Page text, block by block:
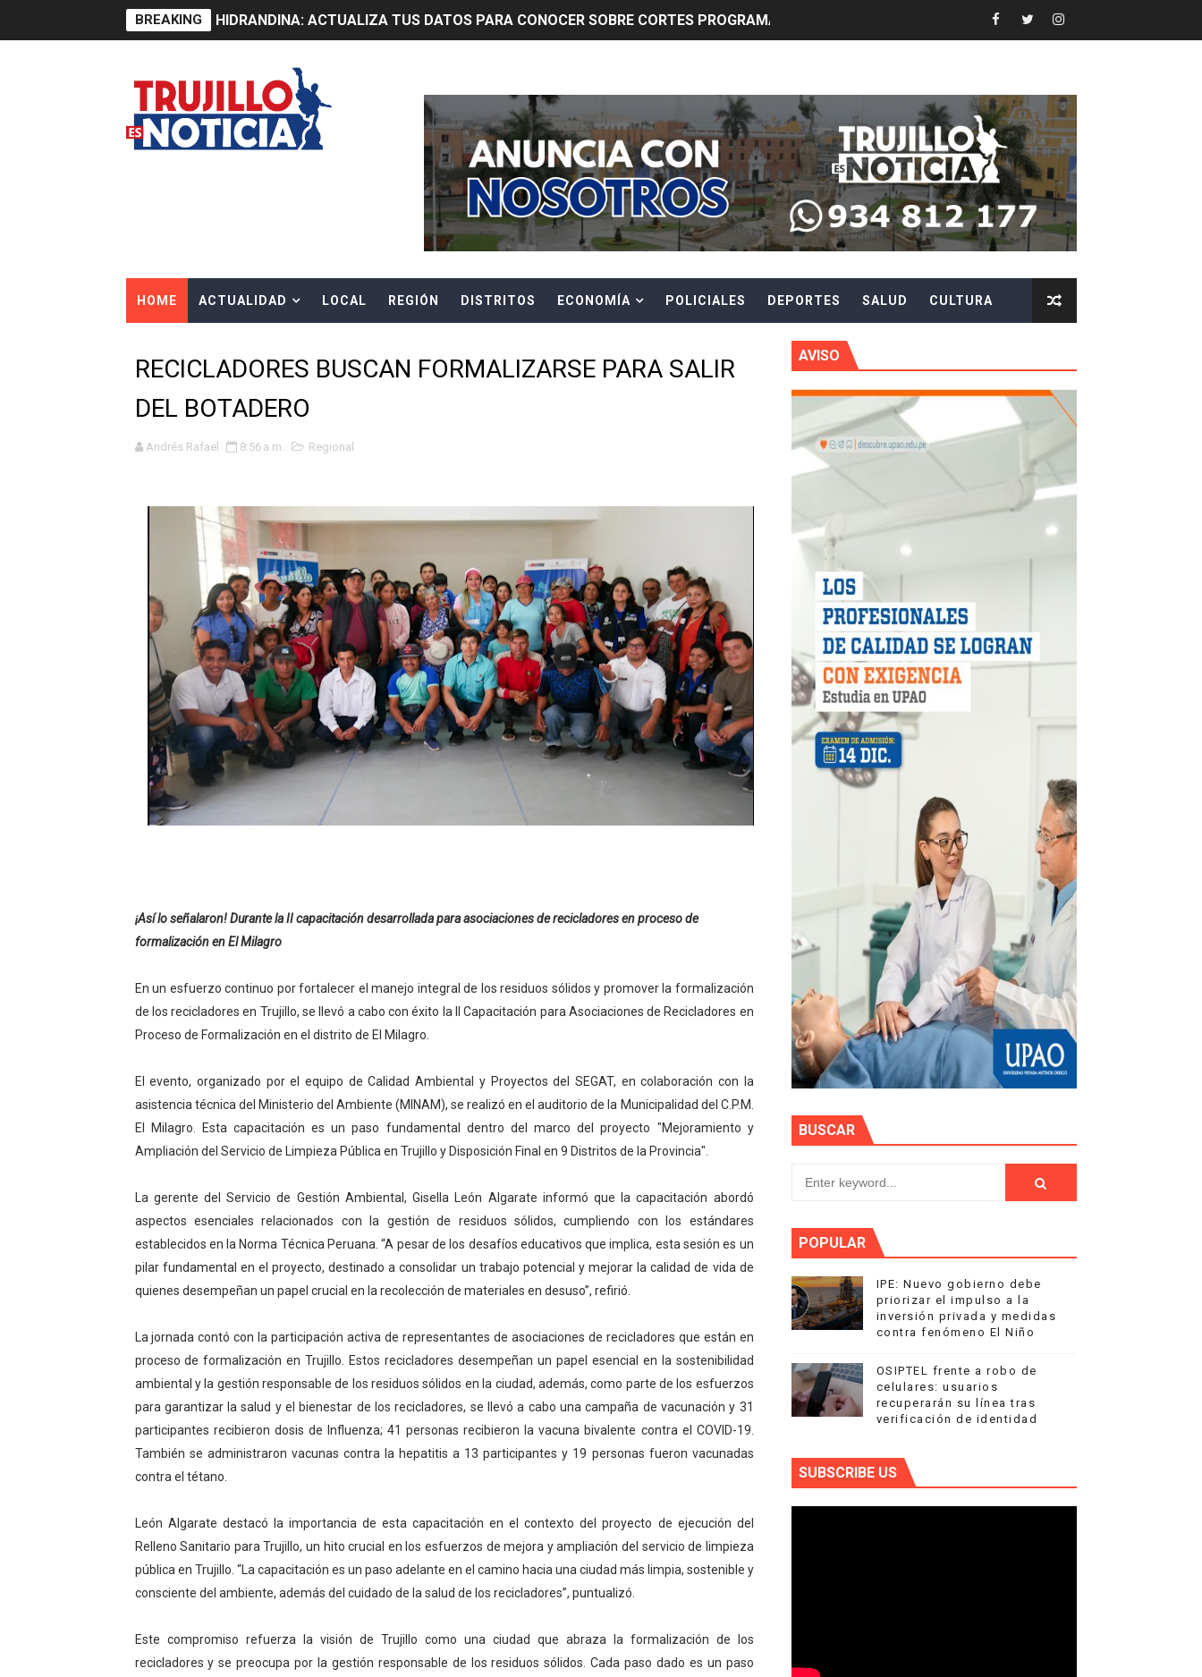
BREAKING HIDRANDINA: ACTUALIZA TUS DATOS PARA CONOCER SOBRE CORTES PROGRAMADOS Y AGILIZAR LA ATENCIÓN ANTE PROBLEMAS ELÉCTRICOS
Construye Experto de Cementos Pacasmayo convierte el esfuerzo del maestro de obra en beneficios para toda su familia
OSIPTEL frente a robo de celulares: usuarios recuperarán su línea tras verificación de identidad
IPE: Nuevo gobierno debe priorizar el impulso a la inversión privada y medidas contra fenómeno El Niño
HIDRANDINA ALERTA SOBRE FALSOS TRABAJADORES Y BRINDA RECOMENDACIONES PARA EVITAR ROBOS Y ESTAFAS
HASTA EL 2 DE AGOSTO TIENEN PLAZO PARA PONERSE AL DÍA EN SU RECIBO Y PARTICIPAR EN EL SORTEO DE HIDRANDINA
Caja Arequipa lanza tercera edición del concurso nacional Orgullo Emprendedor con más de S/180,000 en premios
Tres de cada cuatro atenciones del OSIPTEL estuvieron relacionadas con el servicio móvil en primer semestre de 2026
OSIPTEL: nueve de cada 10 atenciones a usuarios de La Libertad fueron sobre el servicio móvil en el primer semestre de 2026
GEANMARCO QUEZADA PRESTÓ JURAMENTO COMO DIPUTADO "POR LA PACIFICACIÓN DE LA LIBERTAD"
14 COLEGIOS DE TRUJILLO Y VIRÚ BUSCAN LA ACREDITACIÓN DEL PROGRAMA “APRENDIENDO CON ENERGÍA” DE HIDRANDINA
¿Viajas por Fiestas Patrias? Así puedes evitar pagar por telefonía, internet o televisión de paga mientras no estés en casa
JAMES PÉREZ ASEGURA QUE EN SUS PRIMEROS MESES DE GESTIÓN RECUPERARÁ LAS PISTAS DE FLORENCIA DE MORA
MÁS DE 12 MIL USUARIOS QUEDARON SIN ENERGÍA POR NO RESPETARSE LAS DISTANCIAS MÍNIMAS DE SEGURIDAD
OSIPTEL: Ahora dar de baja tu servicio de internet o telefonía solo toma un día hábil
¿Viajas por fiestas patrias? OSIPTEL recomienda verificar la cobertura móvil de tu destino con Checa tu señal
REGULARIZA TUS DEUDAS POR VIDEO GESTIÓN, ACCEDE A FACILIDADES DE PAGO Y PARTICIPA EN EL SORTEO POR FIESTAS PATRIAS DE
HIDRANDINA: POR FIESTAS PATRIAS APROVECHA LAS FACILIDADES DE PAGO PARA REGULARIZAR DEUDAS ELÉCTRICAS
OSIPTEL: empresas operadoras están obligadas a verificar tope de 7 líneas móviles de personas naturales durante contratación
Yape habilita envío de remesas a Venezuela sin comisión tras emergencia por terremotos
HIDRANDINA ADVIERTE QUE ESTÁ PROHIBIDO COLOCAR PANCARTAS Y PROPAGANDA EN POSTES DE ENERGÍA
HOME ACTUALIDAD LOCAL REGIÓN DISTRITOS ECONOMÍA POLICIALES DEPORTES SALUD CULTURA
RECICLADORES BUSCAN FORMALIZARSE PARA SALIR
DEL BOTADERO
Andrés Rafael 8:56 a.m. Regional
¡Así lo señalaron! Durante la II capacitación desarrollada para asociaciones de recicladores en proceso de
formalización en El Milagro
En un esfuerzo continuo por fortalecer el manejo integral de los residuos sólidos y promover la formalización
de los recicladores en Trujillo, se llevó a cabo con éxito la II Capacitación para Asociaciones de Recicladores en
Proceso de Formalización en el distrito de El Milagro.
El evento, organizado por el equipo de Calidad Ambiental y Proyectos del SEGAT, en colaboración con la
asistencia técnica del Ministerio del Ambiente (MINAM), se realizó en el auditorio de la Municipalidad del C.P.M.
El Milagro. Esta capacitación es un paso fundamental dentro del marco del proyecto "Mejoramiento y
Ampliación del Servicio de Limpieza Pública en Trujillo y Disposición Final en 9 Distritos de la Provincia".
La gerente del Servicio de Gestión Ambiental, Gisella León Algarate informó que la capacitación abordó
aspectos esenciales relacionados con la gestión de residuos sólidos, cumpliendo con los estándares
establecidos en la Norma Técnica Peruana. “A pesar de los desafíos educativos que implica, esta sesión es un
pilar fundamental en el proyecto, destinado a consolidar un trabajo potencial y mejorar la calidad de vida de
quienes desempeñan un papel crucial en la recolección de materiales en desuso”, refirió.
La jornada contó con la participación activa de representantes de asociaciones de recicladores que están en
proceso de formalización en Trujillo. Estos recicladores desempeñan un papel esencial en la sostenibilidad
ambiental y la gestión responsable de los residuos sólidos en la ciudad, además, como parte de los esfuerzos
para garantizar la salud y el bienestar de los recicladores, se llevó a cabo una campaña de vacunación y 31
participantes recibieron dosis de Influenza; 41 personas recibieron la vacuna bivalente contra el COVID-19.
También se administraron vacunas contra la hepatitis a 13 participantes y 19 personas fueron vacunadas
contra el tétano.
León Algarate destacó la importancia de esta capacitación en el contexto del proyecto de ejecución del
Relleno Sanitario para Trujillo, un hito crucial en los esfuerzos de mejora y ampliación del servicio de limpieza
pública en Trujillo. “La capacitación es un paso adelante en el camino hacia una ciudad más limpia, sostenible y
consciente del ambiente, además del cuidado de la salud de los recicladores”, puntualizó.
Este compromiso refuerza la visión de Trujillo como una ciudad que abraza la formalización de los
recicladores y se preocupa por la gestión responsable de los residuos sólidos. Cada paso dado es un paso
AVISO
BUSCAR
POPULAR
IPE: Nuevo gobierno debe
priorizar el impulso a la
inversión privada y medidas
contra fenómeno El Niño
OSIPTEL frente a robo de
celulares: usuarios
recuperarán su línea tras
verificación de identidad
SUBSCRIBE US